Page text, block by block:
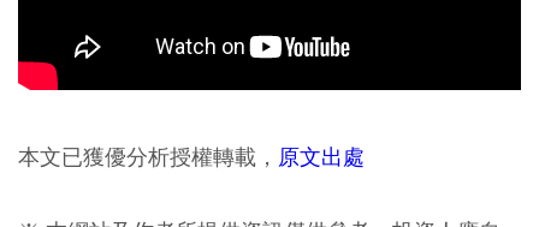
本文已獲優分析授權轉載， 原文出處